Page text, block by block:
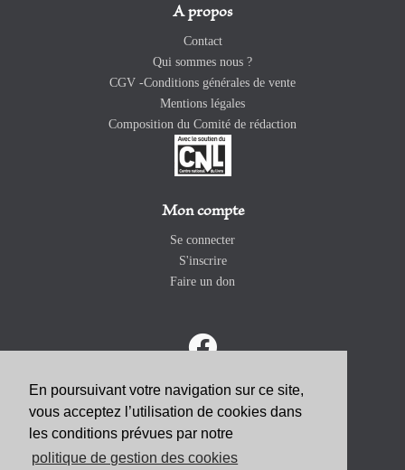
En poursuivant votre navigation sur ce site,
vous acceptez l’utilisation de cookies dans
les conditions prévues par notre
politique de gestion des cookies
A propos
Contact
Qui sommes nous ?
CGV -Conditions générales de vente
Mentions légales
Composition du Comité de rédaction
Mon compte
Se connecter
S'inscrire
Faire un don
ABONNEZ-VOUS